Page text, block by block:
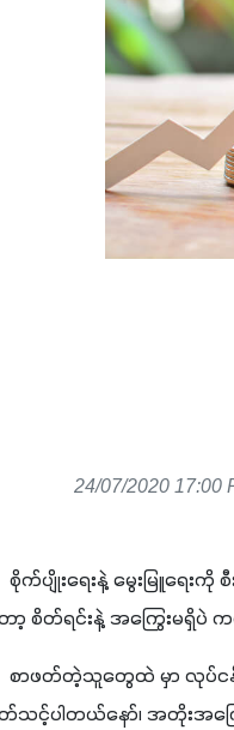
24/07/2020
က်ပျိုးရေးနဲ့ မွေးမြူရေး
ာ့ စိတ်ရင်းနဲ့ အကြွေးမရှိပဲ က
ာဖတ်တဲ့သူတွေထဲ မှာ လုပ်ငန်း
သင့်ပါတယ်နော်၊ အတိုးအကြေ